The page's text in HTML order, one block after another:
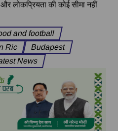
लोकप्रियता की कोई सीमा नहीं
and football
Ric
Budapest
News